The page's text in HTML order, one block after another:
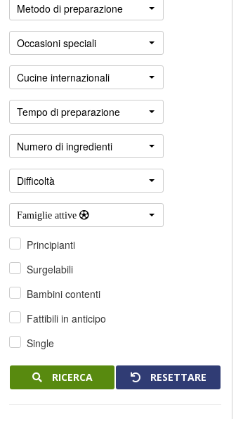
Accedere
Metodo di preparazione
Occasioni speciali
Cucine internazionali
Tempo di preparazione
Numero di ingredienti
Difficoltà
Famiglie attive 
Principianti
Surgelabili
Bambini contenti
Fattibili in anticipo
Single
RICERCA RESETTARE